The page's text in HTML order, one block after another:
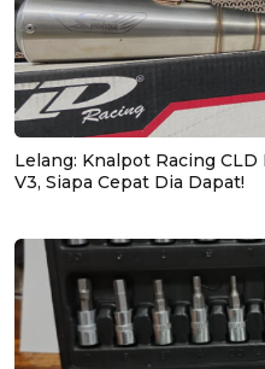
Lelang: Knalpot Racing CLD
V3, Siapa Cepat Dia Dapat!